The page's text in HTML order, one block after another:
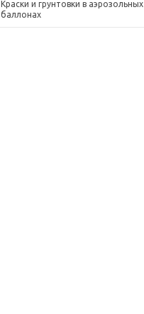
Краски и грунтовки в аэрозольных
баллонах